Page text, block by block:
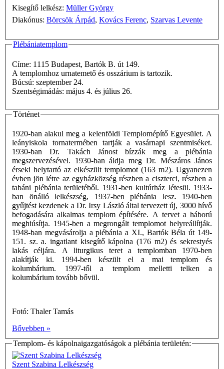
Kisegítő lelkész: Müller György
Diakónus: Börcsök Árpád, Kovács Ferenc, Szarvas Levente
Plébániatemplom
Címe: 1115 Budapest, Bartók B. út 149.
A templomhoz urnatemető és osszárium is tartozik.
Búcsú: szeptember 24.
Szentségimádás: május 4. és július 26.
Történet
1920-ban alakul meg a kelenföldi Templomépítő Egyesület. A
leányiskola tornatermében tartják a vasárnapi szentmiséket.
1930-ban Dr. Takách Jánost bízzák meg a plébánia
megszervezésével. 1930-ban áldja meg Dr. Mészáros János
érseki helytartó az elkészült templomot (163 m2). Ugyanezen
évben jön létre az egyházközség részben a ciszterci, részben a
tabáni plébánia területéből. 1931-ben kultúrház létesül. 1933-
ban önálló lelkészség, 1937-ben plébánia lesz. 1940-ben
gyűjtést kezdenek a Dr. Irsy László által tervezett új, 3000 hívő
befogadására alkalmas templom építésére. A tervet a háború
meghiúsítja. 1945-ben a megrongált templomot helyreállítják.
1948-ban megvásárolja a plébánia a XI., Bartók Béla út 149-
151. sz. a. ingatlant kisegítő kápolna (176 m2) és sekrestyés
lakás céljára. A liturgikus teret a templomban 1970-ben
alakítják ki. 1994-ben készült el a mai templom és
kolumbárium. 1997-től a templom melletti telken a
kolumbárium tovább bővül.
Fotó: Thaler Tamás
Bővebben »
Templom- és kápolnaigazgatóságok a plébánia területén:
Szent Szabina Lelkészség